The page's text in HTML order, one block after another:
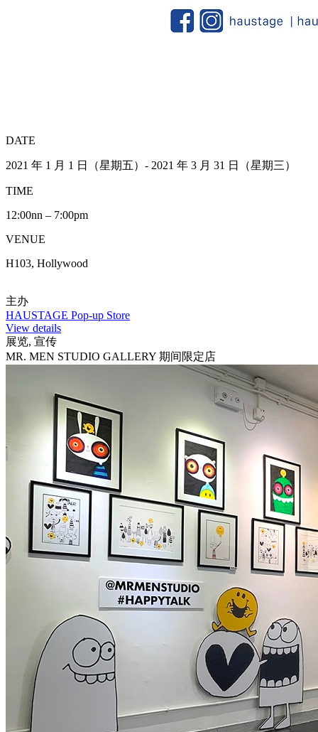
DATE
2021 年 1 月 1 日（星期五）- 2021 年 3 月 31 日（星期三）
TIME
12:00nn – 7:00pm
VENUE
H103, Hollywood
主办
HAUSTAGE Pop-up Store
View details
展览, 宣传
MR. MEN STUDIO GALLERY 期间限定店